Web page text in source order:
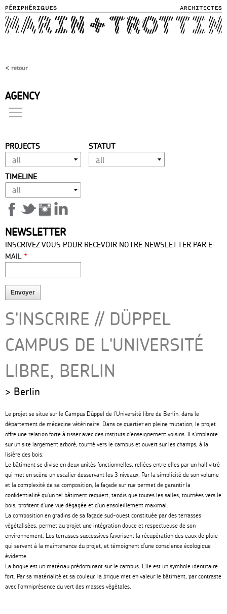
main
content
< retour
AGENCY
philosophy
expertise
vocation
history
distinctions
team
contact
press
PROJECTS STATUT
TIMELINE
NEWSLETTER
INSCRIVEZ VOUS POUR RECEVOIR NOTRE NEWSLETTER PAR E-
MAIL *
S'INSCRIRE // DÜPPEL
CAMPUS DE L'UNIVERSITÉ
LIBRE, BERLIN
Berlin
Le projet se situe sur le Campus Düppel de l’Université libre de Berlin, dans le
département de médecine vétérinaire. Dans ce quartier en pleine mutation, le projet
offre une relation forte à tisser avec des instituts d’enseignement voisins. Il s’implante
sur un site largement arboré, tourné vers le campus et ouvert sur les champs, à la
lisière des bois.
Le bâtiment se divise en deux unités fonctionnelles, reliées entre elles par un hall vitré
qui met en scène un escalier desservant les 3 niveaux. Par la simplicité de son volume
et la complexité de sa composition, la façade sur rue permet de garantir la
confidentialité qu’un tel bâtiment requiert, tandis que toutes les salles, tournées vers le
bois, profitent d’une vue dégagée et d’un ensoleillement maximal.
La composition en gradins de sa façade sud-ouest constituée par des terrasses
végétalisées, permet au projet une intégration douce et respectueuse de son
environnement. Les terrasses successives favorisent la récupération des eaux de pluie
qui servent à la maintenance du projet, et témoignent d’une conscience écologique
évidente.
La brique est un matériau prédominant sur le campus. Elle est un symbole identitaire
fort. Par sa matérialité et sa couleur, la brique met en valeur le bâtiment, par contraste
avec l’omniprésence du vert des masses végétales.